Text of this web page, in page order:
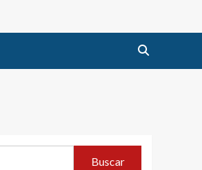
Buscar